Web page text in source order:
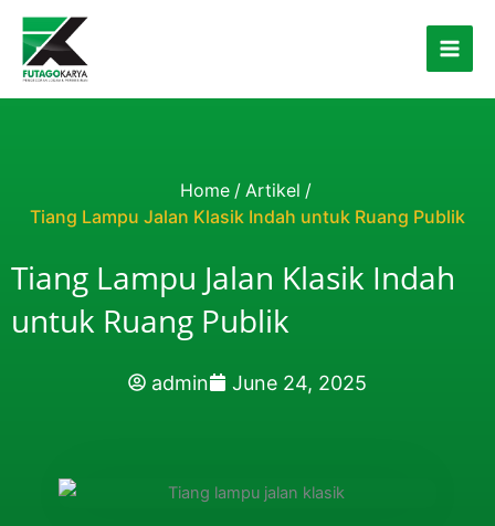
Skip to content
Home / Artikel /
Tiang Lampu Jalan Klasik Indah untuk Ruang Publik
Tiang Lampu Jalan Klasik Indah
untuk Ruang Publik
admin June 24, 2025